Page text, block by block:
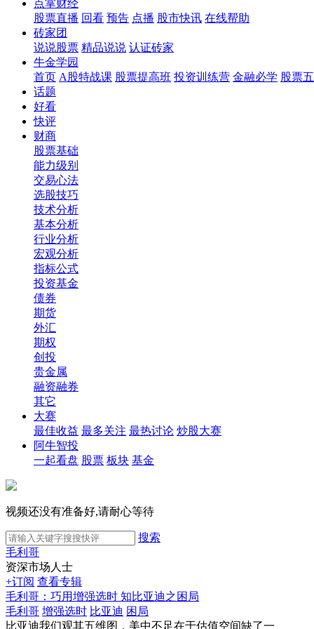
点掌财经
股票直播 回看 预告 点播 股市快讯 在线帮助
砖家团
说说股票 精品说说 认证砖家
牛金学园
首页 A股特战课 股票提高班 投资训练营 金融必学 股票
话题
好看
快评
财商
股票基础
能力级别
交易心法
选股技巧
技术分析
基本分析
行业分析
宏观分析
指标公式
投资基金
债券
期货
外汇
期权
创投
贵金属
融资融券
其它
大赛
最佳收益 最多关注 最热讨论 炒股大赛
阿牛智投
一起看盘 股票 板块 基金
视频还没有准备好,请耐心等待
搜索
毛利哥
资深市场人士
+订阅 查看专辑
毛利哥：巧用增强选时 知比亚迪之困局
毛利哥 增强选时 比亚迪 困局
比亚迪我们观其五维图，美中不足在于估值空间缺了一